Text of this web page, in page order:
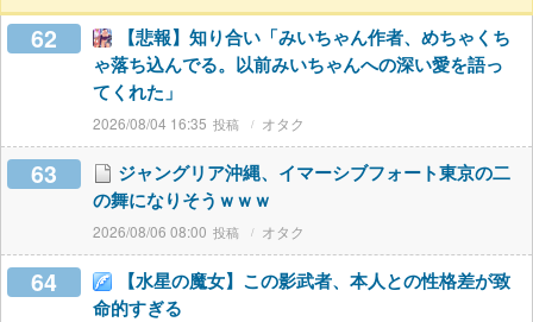
62
【悲報】知り合い「みいちゃん作者、めちゃくち
ゃ落ち込んでる。以前みいちゃんへの深い愛を語っ
てくれた」
2026/08/04 16:35 オタク
63
ジャングリア沖縄、イマーシブフォート東京の二
の舞になりそうｗｗｗ
2026/08/06 08:00 オタク
64
【水星の魔女】この影武者、本人との性格差が致
命的すぎる